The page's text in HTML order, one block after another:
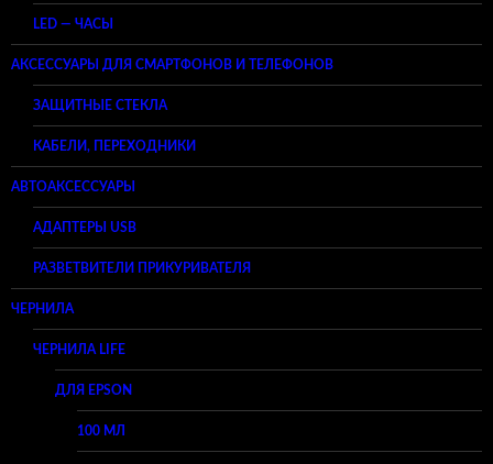
LED — ЧАСЫ
АКСЕССУАРЫ ДЛЯ СМАРТФОНОВ И ТЕЛЕФОНОВ
ЗАЩИТНЫЕ СТЕКЛА
КАБЕЛИ, ПЕРЕХОДНИКИ
АВТОАКСЕССУАРЫ
АДАПТЕРЫ USB
РАЗВЕТВИТЕЛИ ПРИКУРИВАТЕЛЯ
ЧЕРНИЛА
ЧЕРНИЛА LIFE
ДЛЯ EPSON
100 МЛ